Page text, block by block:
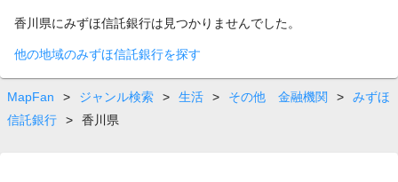
香川県にみずほ信託銀行は見つかりませんでした。
他の地域のみずほ信託銀行を探す
MapFan > ジャンル検索 > 生活 > その他 金融機関 >
みずほ
信託銀行
> 香川県